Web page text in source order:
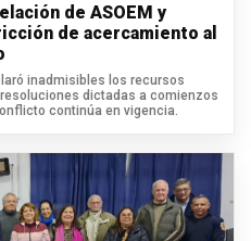
de ASOEM y
de acercamiento al
inadmisibles los recursos
dictadas a comienzos
continúa en vigencia.